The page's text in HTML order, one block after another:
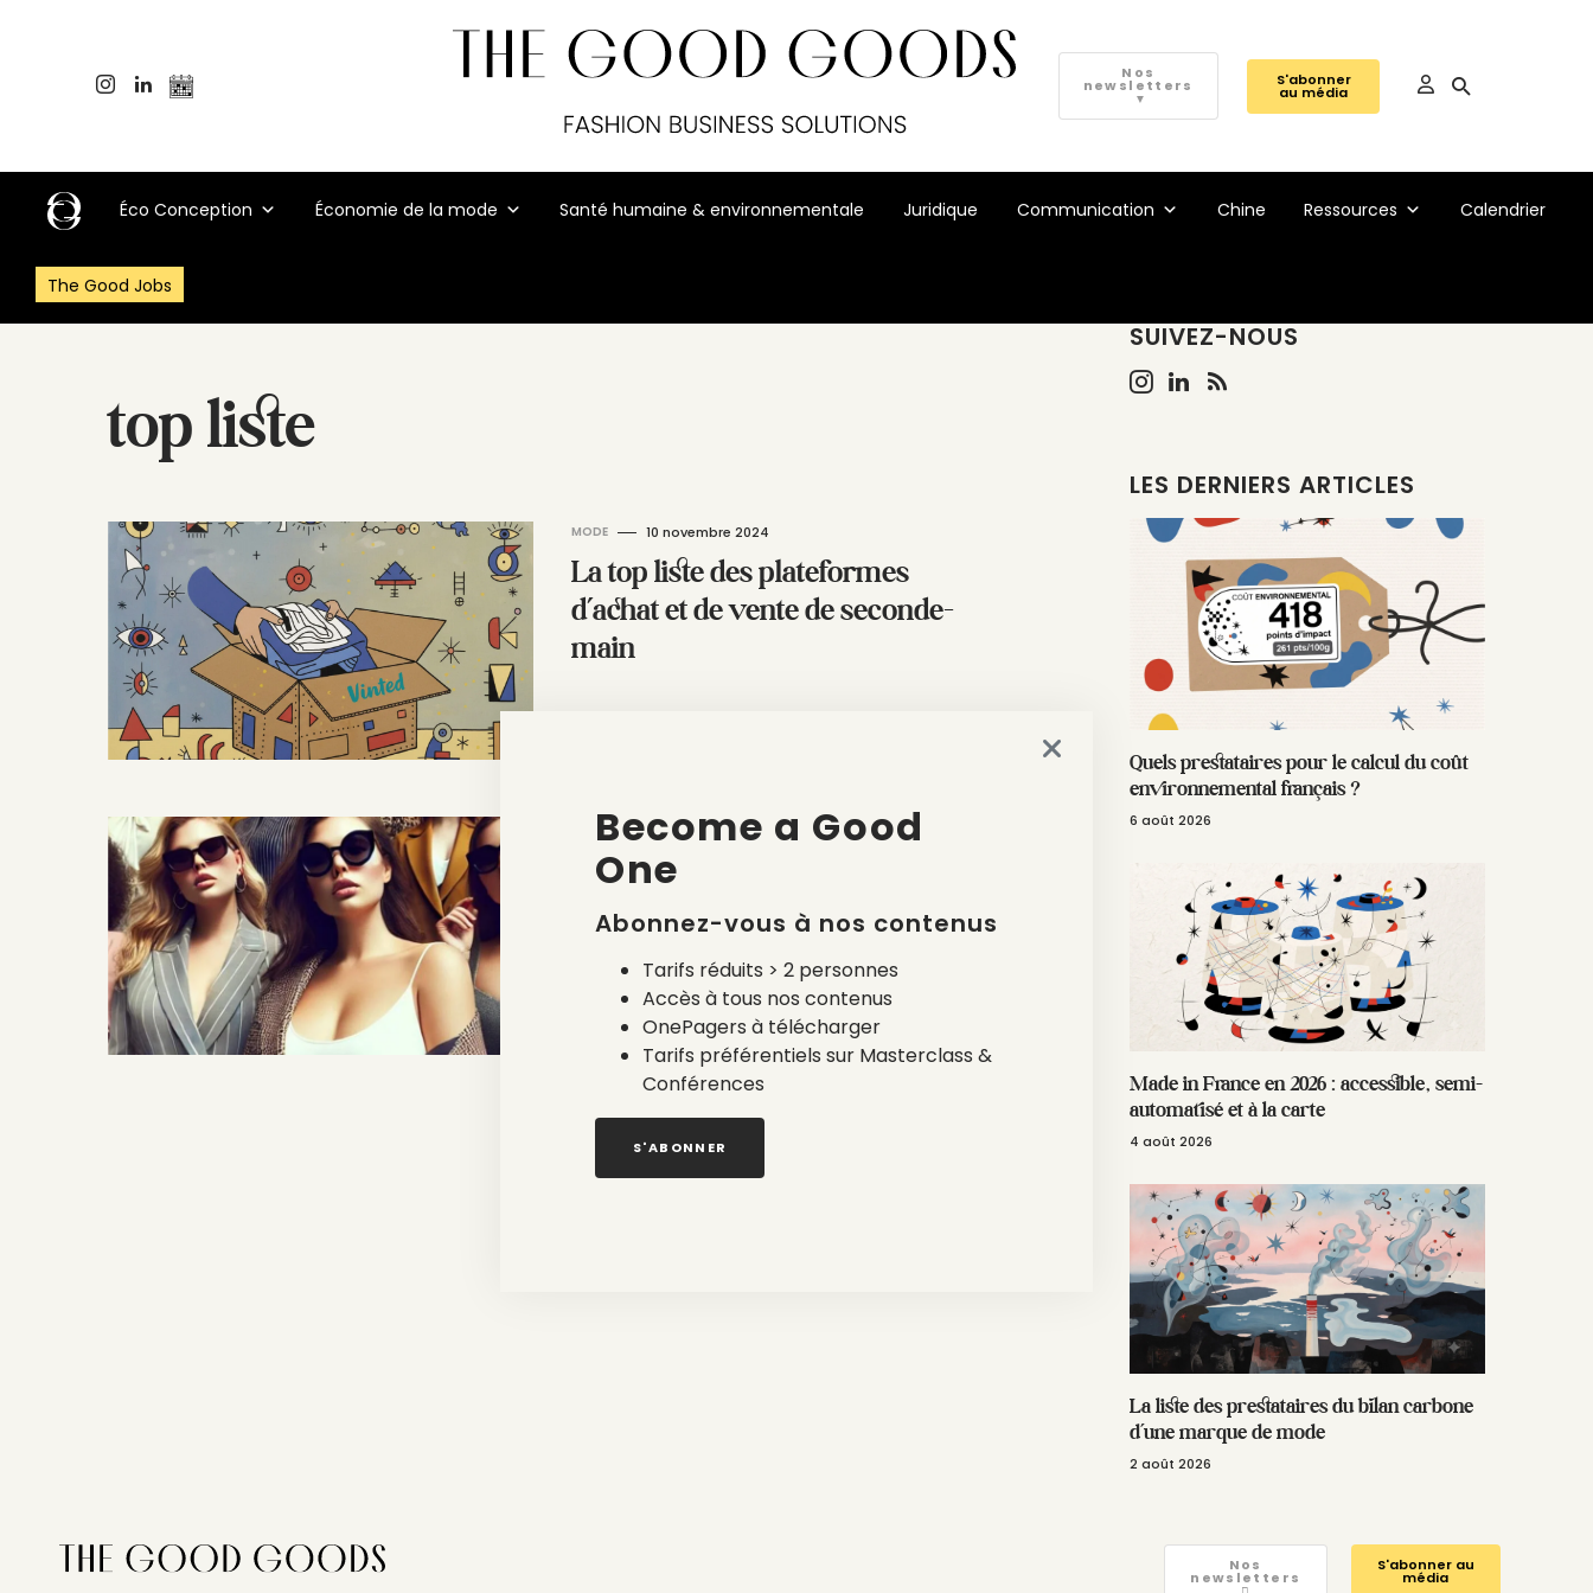
Nos
newsletters
▼
S'abonner
au média
Éco Conception Économie de la mode Santé humaine & environnementale Juridique Communication Chine Ressources Calendrier
The Good Jobs
top liste
MODE 10 novembre 2024
La top liste des plateformes
d’achat et de vente de seconde-
main
PRET-A-PORTER 21 juillet 2024
La top liste des marques
grandes tailles éco-
responsables
Tova Bach
SUIVEZ-NOUS
LES DERNIERS ARTICLES
Quels prestataires pour le calcul du coût
environnemental français ?
6 août 2026
Made in France en 2026 : accessible, semi-
automatisé et à la carte
4 août 2026
La liste des prestataires du bilan carbone
d’une marque de mode
2 août 2026
Nos
newsletters
S'abonner au
média
Become a Good
One
Abonnez-vous à nos contenus
Tarifs réduits > 2 personnes
Accès à tous nos contenus
OnePagers à télécharger
Tarifs préférentiels sur Masterclass &
Conférences
S'ABONNER